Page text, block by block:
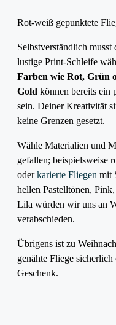
Rot-weiß gepunktete
Selbstverständlich musst
lustige Print-Schleife
Farben wie Rot, Grün
Gold können bereits ein
sein. Deiner Kreativität
keine Grenzen gesetzt.
Wähle Materialien und
gefallen; beispielsweise
oderkarierte Fliegen mit
hellen Pastelltönen,
Lila würden wir uns an
verabschieden.
Übrigens ist zu
genähte Fliege sicherlich
Geschenk.